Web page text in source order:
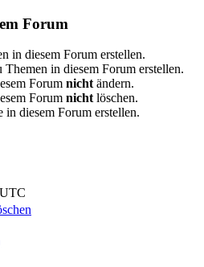
Forum
in diesem Forum erstellen.
in diesem Forum erstellen.
Forum nicht ändern.
Forum nicht löschen.
in diesem Forum erstellen.
UTC